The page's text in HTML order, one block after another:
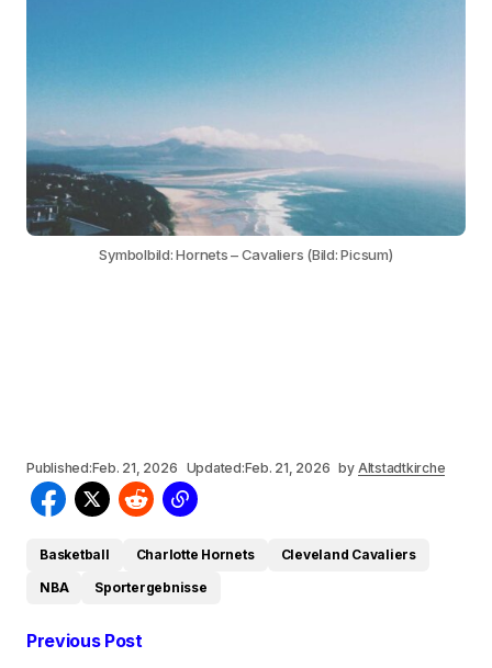
Symbolbild: Hornets – Cavaliers (Bild: Picsum)
Published:Feb. 21, 2026 Updated:Feb. 21, 2026 by Altstadtkirche
Basketball Charlotte Hornets
Cleveland Cavaliers
NBA
Sportergebnisse
Previous Post